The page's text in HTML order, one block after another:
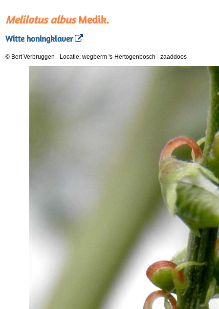
Melilotus albusMedik.
Witte honingklaver
© Bert Verbruggen - Locatie: wegberm 's-Hertogenbosch - zaaddoos